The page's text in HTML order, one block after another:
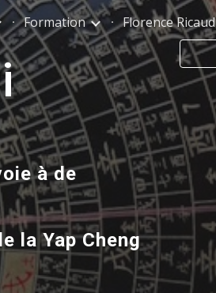
Skip to navigation
Formation Florence Ricaud
à de
la Yap Cheng